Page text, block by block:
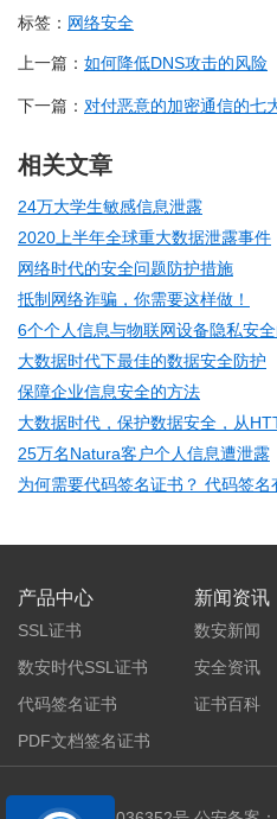
标签： 网络安全
上一篇： 如何降低DNS攻击的风险
下一篇： 对付恶意的加密通信的七
相关文章
24万大学生敏感信息泄露
2020上半年全球重大数据泄露事件
网络时代的安全问题防护措施
抵制网络诈骗，你需要这样做！
6个个人信息与物联网设备隐私安
大数据时代下最佳的数据安全防护
保障企业信息安全的方法
大数据时代，保护数据安全，从
25万名Natura客户个人信息遭泄露
为何需要代码签名证书？ 代码签名
产品中心
SSL证书
数安时代SSL证书
代码签名证书
PDF文档签名证书
新闻资讯
数安新闻
安全资讯
证书百科